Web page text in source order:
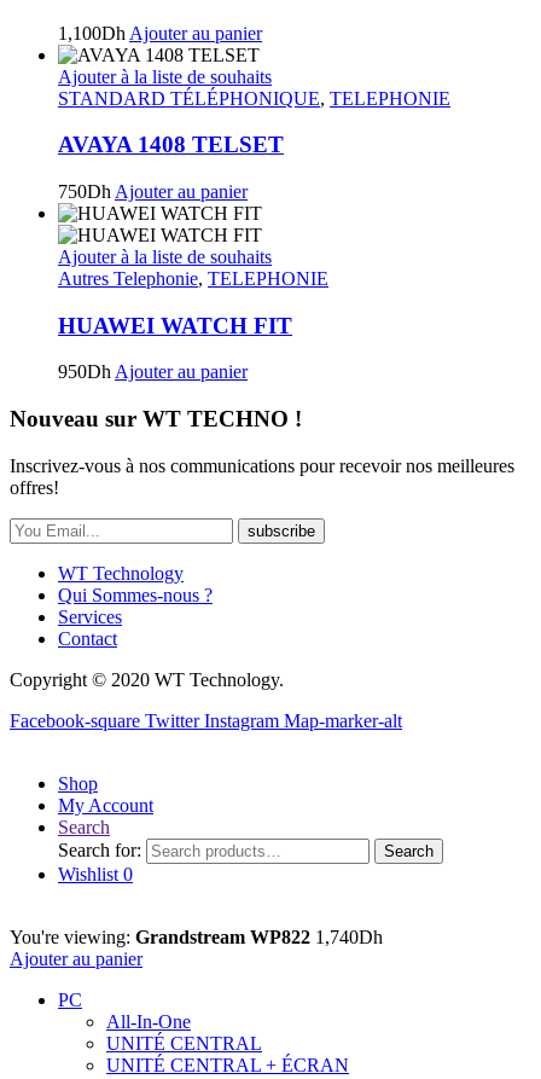
1,100Dh Ajouter au panier
Ajouter à la liste de souhaits
STANDARD TÉLÉPHONIQUE, TELEPHONIE
AVAYA 1408 TELSET
750Dh Ajouter au panier
Ajouter à la liste de souhaits
Autres Telephonie, TELEPHONIE
HUAWEI WATCH FIT
950DhAjouter au panier
Nouveau sur WT TECHNO !
Inscrivez-vous à nos communications pour recevoir nos meilleures
offres!
subscribe
WT Technology
Qui Sommes-nous ?
Services
Contact
Copyright © 2020 WT Technology.
Facebook-square Twitter Instagram Map-marker-alt
Shop
My Account
Search
Search for:
Search
Wishlist 0
You're viewing: Grandstream WP822 1,740Dh
Ajouter au panier
PC
All-In-One
UNITÉ CENTRAL
UNITÉ CENTRAL + ÉCRAN